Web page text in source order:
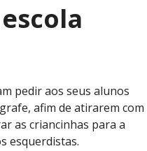
pedir aos seus alunos
afim de atirarem com
as criancinhas para a
esquerdistas.